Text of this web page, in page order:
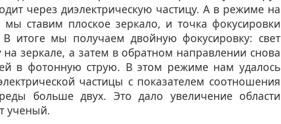
через диэлектрическую частицу. А в режиме на
ставим плоское зеркало, и точка фокусировки
итоге мы получаем двойную фокусировку: свет
на зеркале, а затем в обратном направлении снова
в фотонную струю. В этом режиме нам удалось
частицы с показателем соотношения
больше двух. Это дало увеличение области
ученый.​